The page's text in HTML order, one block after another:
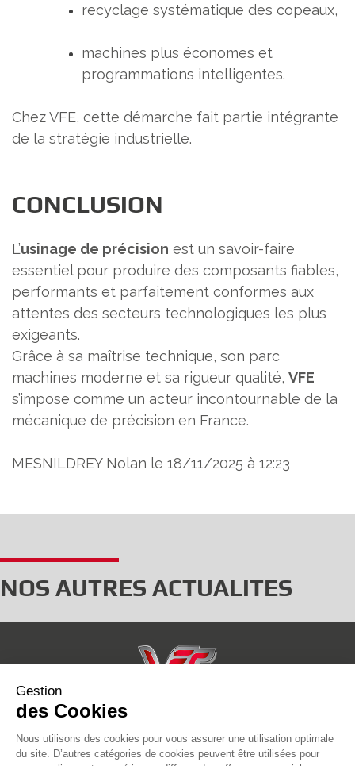
recyclage systématique des copeaux,
machines plus économes et
programmations intelligentes.
Chez VFE, cette démarche fait partie intégrante
de la stratégie industrielle.
CONCLUSION
L’usinage de précision est un savoir-faire
essentiel pour produire des composants fiables,
performants et parfaitement conformes aux
attentes des secteurs technologiques les plus
exigeants.
Grâce à sa maîtrise technique, son parc
machines moderne et sa rigueur qualité, VFE
s’impose comme un acteur incontournable de la
mécanique de précision en France.
MESNILDREY Nolan le 18/11/2025 à 12:23
NOS AUTRES ACTUALITES
50000 SAINT-LÔ
Gestion
des Cookies
Nous utilisons des cookies pour vous assurer une utilisation optimale
du site. D’autres catégories de cookies peuvent être utilisées pour